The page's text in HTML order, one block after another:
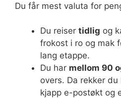
Du får mest valuta for
Du reiser tidlig og
frokost i ro og mak
lang etappe.
Du har mellom 90
overs. Da rekker
kjapp e-postøkt og